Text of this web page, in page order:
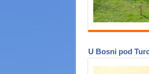
U Bosni pod